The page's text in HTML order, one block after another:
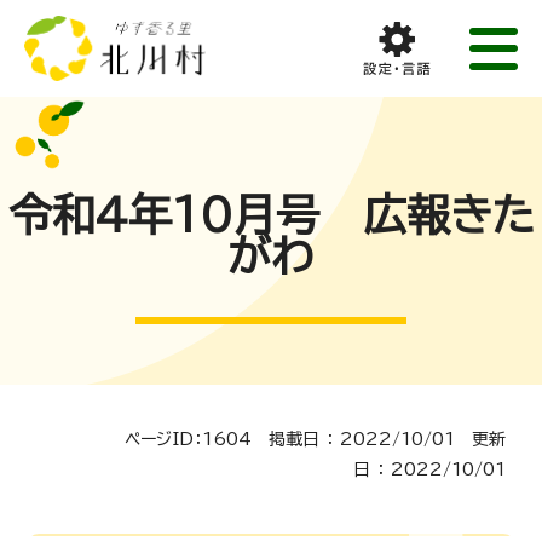
令和4年10月号 広報きた
がわ
ページID：1604 掲載日 ： 2022/10/01 更新
日 ： 2022/10/01